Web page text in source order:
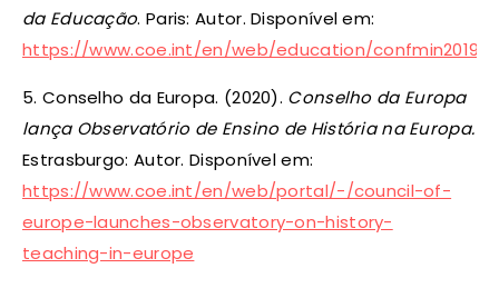
da Educação. Paris: Autor. Disponível em:
https://www.coe.int/en/web/education/confmin2019
5. Conselho da Europa. (2020). Conselho da Europa
lança Observatório de Ensino de História na Europa.
Estrasburgo: Autor. Disponível em:
https://www.coe.int/en/web/portal/-/council-of-
europe-launches-observatory-on-history-
teaching-in-europe